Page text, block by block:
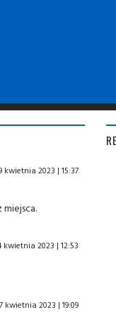
kwietnia 2023 | 15:37
kwietnia 2023 | 12:53
7 kwietnia 2023 | 19:09